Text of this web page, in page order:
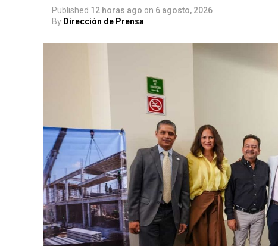
Published 12 horas ago on 6 agosto, 2026
By Dirección de Prensa